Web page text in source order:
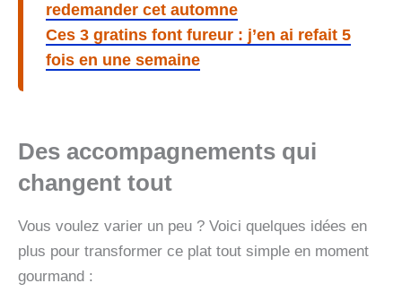
redemander cet automne
Ces 3 gratins font fureur : j’en ai refait 5
fois en une semaine
Des accompagnements qui
changent tout
Vous voulez varier un peu ? Voici quelques idées en
plus pour transformer ce plat tout simple en moment
gourmand :